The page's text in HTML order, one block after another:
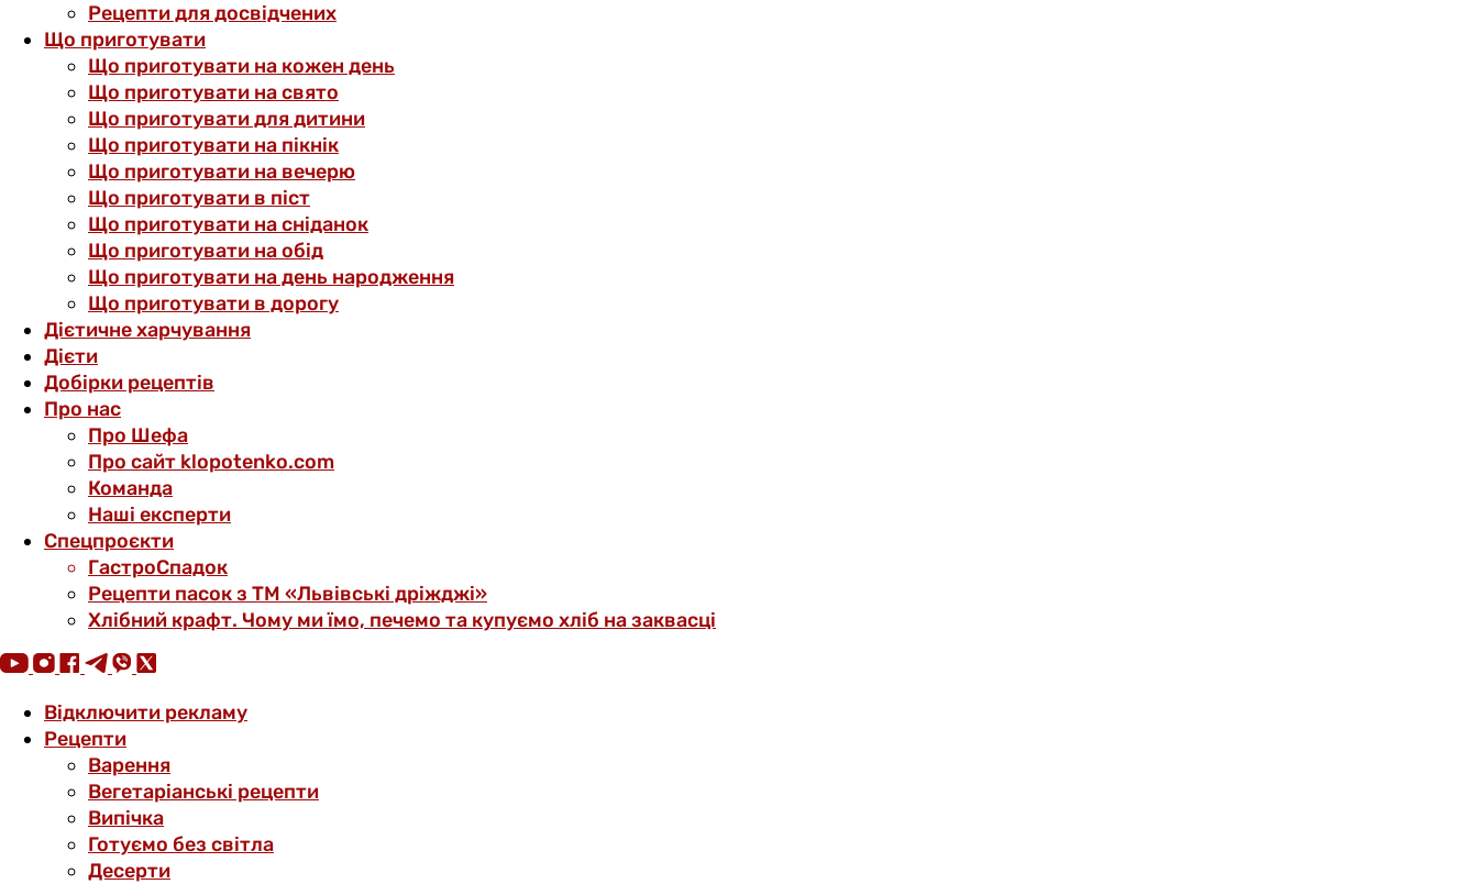
Рецепти для досвідчених
Що приготувати
Що приготувати на кожен день
Що приготувати на свято
Що приготувати для дитини
Що приготувати на пікнік
Що приготувати на вечерю
Що приготувати в піст
Що приготувати на сніданок
Що приготувати на обід
Що приготувати на день народження
Що приготувати в дорогу
Дієтичне харчування
Дієти
Добірки рецептів
Про нас
Про Шефа
Про сайт klopotenko.com
Команда
Наші експерти
Спецпроєкти
ГастроСпадок
Рецепти пасок з ТМ «Львівські дріжджі»
Хлібний крафт. Чому ми їмо, печемо та купуємо хліб на заквасці
Відключити рекламу
Рецепти
Варення
Вегетаріанські рецепти
Випічка
Готуємо без світла
Десерти